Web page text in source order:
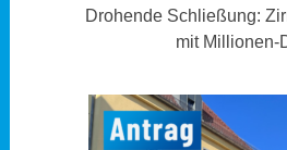
Drohende Schließung:
mit Millionen-